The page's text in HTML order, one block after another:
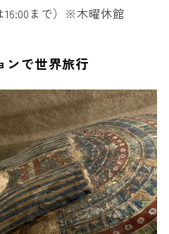
16:00まで）※木曜休館
で世界旅行